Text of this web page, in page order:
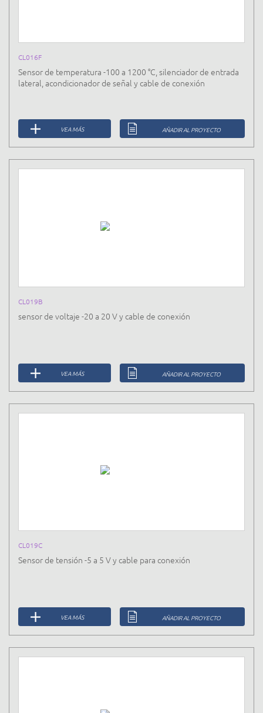
CL016F
Sensor de temperatura -100 a 1200 °C, silenciador de entrada
lateral, acondicionador de señal y cable de conexión
VEA MÁS AÑADIR AL PROYECTO
CL019B
sensor de voltaje -20 a 20 V y cable de conexión
VEA MÁS AÑADIR AL PROYECTO
CL019C
Sensor de tensión -5 a 5 V y cable para conexión
VEA MÁS AÑADIR AL PROYECTO